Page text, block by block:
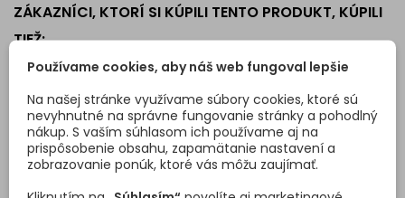
ZÁKAZNÍCI, KTORÍ SI KÚPILI TENTO PRODUKT, KÚPILI
TIEŽ:
Používame cookies, aby náš web fungoval lepšie
Na našej stránke využívame súbory cookies, ktoré sú
nevyhnutné na správne fungovanie stránky a pohodlný
nákup. S vaším súhlasom ich používame aj na
prispôsobenie obsahu, zapamätanie nastavení a
zobrazovanie ponúk, ktoré vás môžu zaujímať.